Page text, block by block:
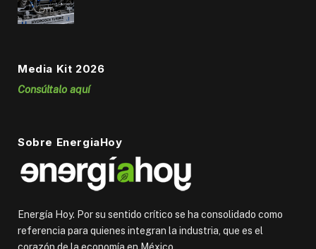
Media Kit 2026
Consúltalo aquí
Sobre EnergiaHoy
Energía Hoy. Por su sentido crítico se ha consolidado como
referencia para quienes integran la industria, que es el
corazón de la economía en México.